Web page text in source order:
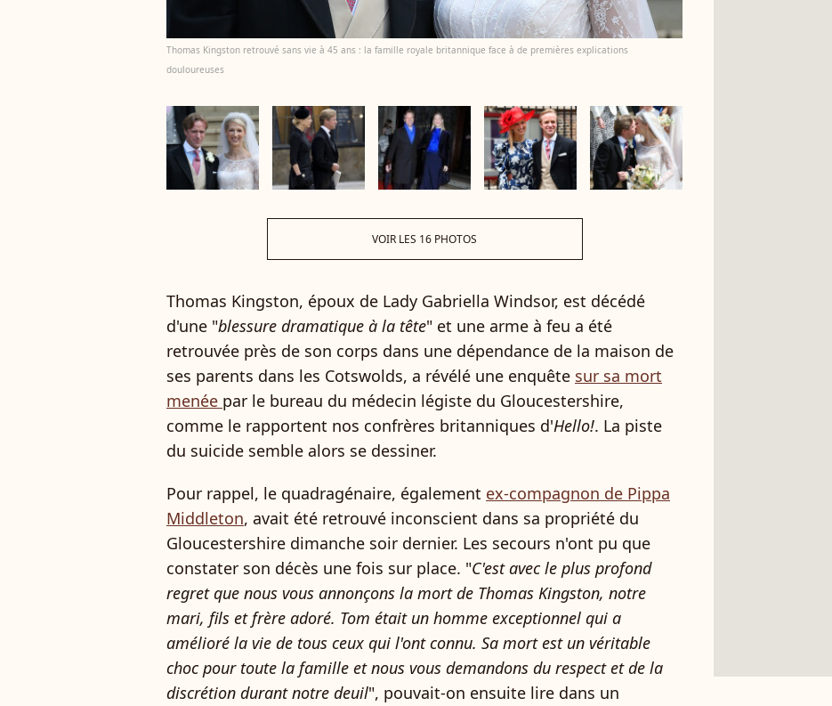
Thomas Kingston retrouvé sans vie à 45 ans : la famille royale britannique face à de premières explications
douloureuses
VOIR LES 16 PHOTOS
Thomas Kingston, époux de Lady Gabriella Windsor, est décédé
d'une "blessure dramatique à la tête" et une arme à feu a été
retrouvée près de son corps dans une dépendance de la maison de
ses parents dans les Cotswolds, a révélé une enquête sur sa mort
menée par le bureau du médecin légiste du Gloucestershire,
comme le rapportent nos confrères britanniques d'Hello!. La piste
du suicide semble alors se dessiner.
Pour rappel, le quadragénaire, également ex-compagnon de Pippa
Middleton, avait été retrouvé inconscient dans sa propriété du
Gloucestershire dimanche soir dernier. Les secours n'ont pu que
constater son décès une fois sur place. "C'est avec le plus profond
regret que nous vous annonçons la mort de Thomas Kingston, notre
mari, fils et frère adoré. Tom était un homme exceptionnel qui a
amélioré la vie de tous ceux qui l'ont connu. Sa mort est un véritable
choc pour toute la famille et nous vous demandons du respect et de la
discrétion durant notre deuil", pouvait-on ensuite lire dans un